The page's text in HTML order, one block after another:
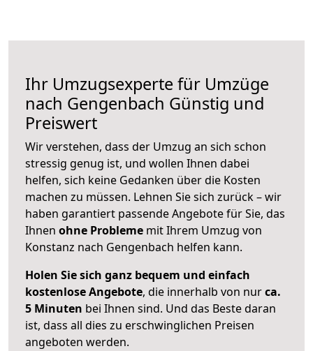
Ihr Umzugsexperte für Umzüge
nach Gengenbach Günstig und
Preiswert
Wir verstehen, dass der Umzug an sich schon
stressig genug ist, und wollen Ihnen dabei
helfen, sich keine Gedanken über die Kosten
machen zu müssen. Lehnen Sie sich zurück – wir
haben garantiert passende Angebote für Sie, das
Ihnen ohne Probleme mit Ihrem Umzug von
Konstanz nach Gengenbach helfen kann.
Holen Sie sich ganz bequem und einfach
kostenlose Angebote, die innerhalb von nurca.
5 Minuten bei Ihnen sind. Und das Beste daran
ist, dass all dies zu erschwinglichen Preisen
angeboten werden.